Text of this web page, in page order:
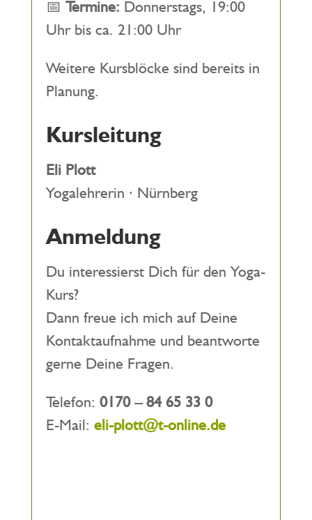
📅 Termine: Donnerstags, 19:00
Uhr bis ca. 21:00 Uhr
Weitere Kursblöcke sind bereits in
Planung.
Kursleitung
Eli Plott
Yogalehrerin · Nürnberg
Anmeldung
Du interessierst Dich für den Yoga-
Kurs?
Dann freue ich mich auf Deine
Kontaktaufnahme und beantworte
gerne Deine Fragen.
Telefon: 0170 – 84 65 33 0
E-Mail: eli-plott@t-online.de